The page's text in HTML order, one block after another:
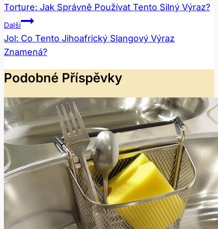
Pro
Příspěvek
Torture: Jak Správně Používat Tento Silný Výraz?
Další
Jol: Co Tento Jihoafrický Slangový Výraz
Znamená?
Podobné Příspěvky